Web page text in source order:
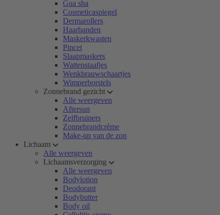
Gua sha
Cosmeticaspiegel
Dermarollers
Haarbanden
Maskerkwasten
Pincet
Slaapmaskers
Wattenstaafjes
Wenkbrauwschaartjes
Wimperborstels
Zonnebrand gezicht
Alle weergeven
Aftersun
Zelfbruiners
Zonnebrandcrème
Make-up van de zon
Lichaam
Alle weergeven
Lichaamsverzorging
Alle weergeven
Bodylotion
Deodorant
Bodybutter
Body oil